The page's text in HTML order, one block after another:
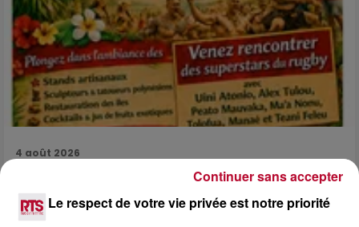
4 août 2026
FÊTE DE LA POLYNÉSIE À VILLEVEYRAC
Le respect de votre vie privée est notre priorité
Continuer sans accepter